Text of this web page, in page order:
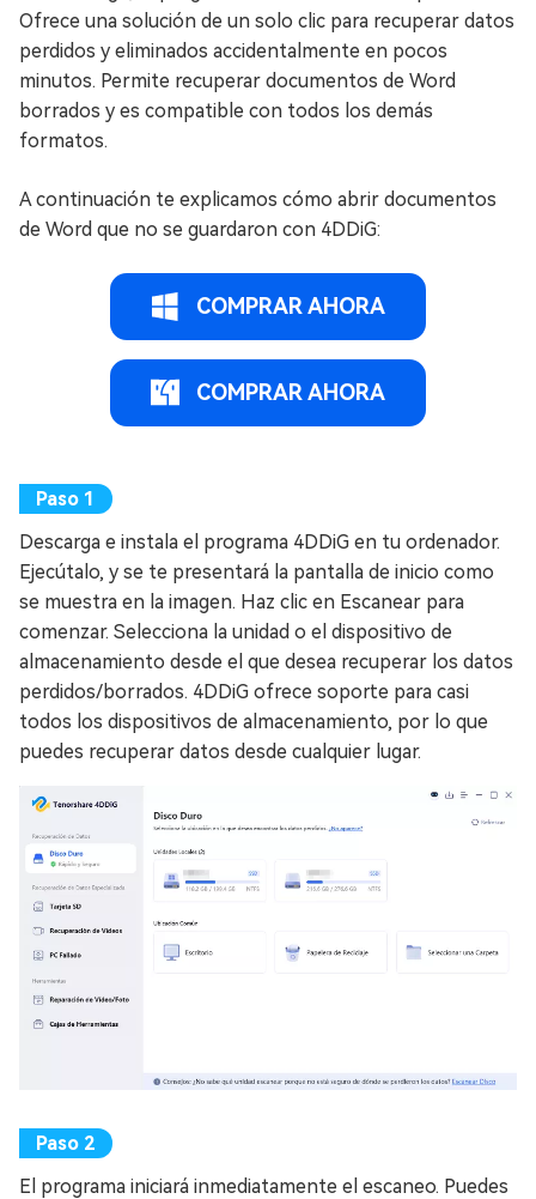
Ofrece una solución de un solo clic para recuperar datos
perdidos y eliminados accidentalmente en pocos
minutos. Permite recuperar documentos de Word
borrados y es compatible con todos los demás
formatos.
A continuación te explicamos cómo abrir documentos
de Word que no se guardaron con 4DDiG:
COMPRAR AHORA
COMPRAR AHORA
Descarga e instala el programa 4DDiG en tu ordenador.
Ejecútalo, y se te presentará la pantalla de inicio como
se muestra en la imagen. Haz clic en Escanear para
comenzar. Selecciona la unidad o el dispositivo de
almacenamiento desde el que desea recuperar los datos
perdidos/borrados. 4DDiG ofrece soporte para casi
todos los dispositivos de almacenamiento, por lo que
puedes recuperar datos desde cualquier lugar.
El programa iniciará inmediatamente el escaneo. Puedes